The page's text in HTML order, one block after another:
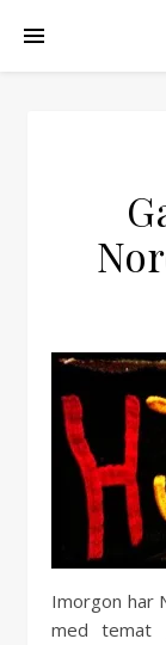
Imorgon har
med temat